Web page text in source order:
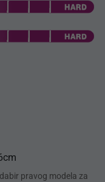
pravog modela za